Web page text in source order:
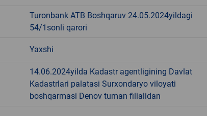
Turonbank ATB Boshqaruv 24.05.2024yildagi
54/1sonli qarori
Yaxshi
14.06.2024yilda Kadastr agentligining Davlat
Kadastrlari palatasi Surxondaryo viloyati
boshqarmasi Denov tuman filialidan